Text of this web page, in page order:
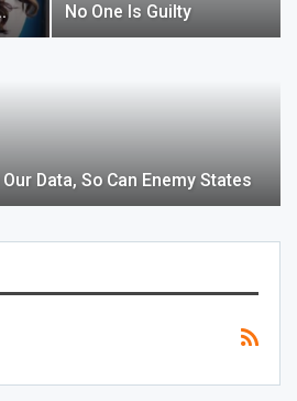
No One Is Guilty
Data, So Can Enemy States